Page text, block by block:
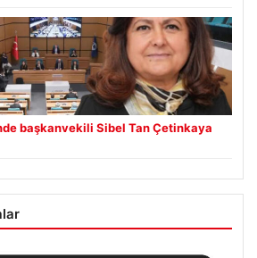
başkanvekili Sibel Tan Çetinkaya